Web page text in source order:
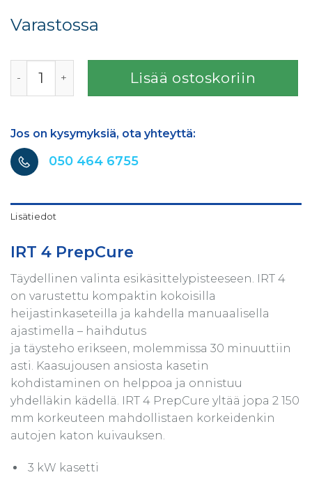
Varastossa
Lisää ostoskoriin
Jos on kysymyksiä, ota yhteyttä:
050 464 6755
Lisätiedot
IRT 4 PrepCure
Täydellinen valinta esikäsittelypisteeseen. IRT 4
on varustettu kompaktin kokoisilla
heijastinkaseteilla ja kahdella manuaalisella
ajastimella – haihdutus
ja täysteho erikseen, molemmissa 30 minuuttiin
asti. Kaasujousen ansiosta kasetin
kohdistaminen on helppoa ja onnistuu
yhdelläkin kädellä. IRT 4 PrepCure yltää jopa 2 150
mm korkeuteen mahdollistaen korkeidenkin
autojen katon kuivauksen.
3 kW kasetti